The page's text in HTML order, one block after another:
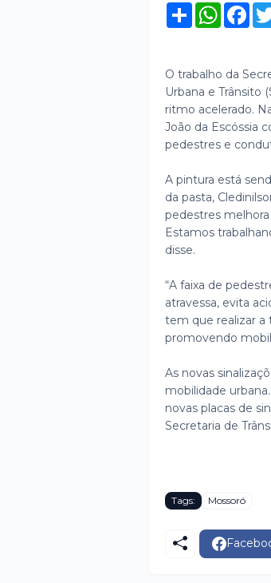
S
h
W
h
A
p
p
F
o
o
k
O trabalho da
Urbana e Trânsito
ritmo acelerado.
João da Escóssia
pedestres e
A pintura está
da pasta,
pedestres
Estamos
disse.
“A faixa de
atravessa, evita
tem que realizar a
promovendo
As novas
mobilidade
novas placas de
Secretaria de
Tags: Mossoró